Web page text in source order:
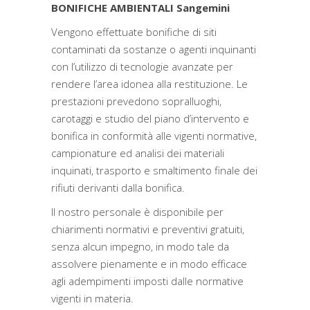
BONIFICHE AMBIENTALI Sangemini
Vengono effettuate bonifiche di siti
contaminati da sostanze o agenti inquinanti
con l’utilizzo di tecnologie avanzate per
rendere l’area idonea alla restituzione. Le
prestazioni prevedono sopralluoghi,
carotaggi e studio del piano d’intervento e
bonifica in conformità alle vigenti normative,
campionature ed analisi dei materiali
inquinati, trasporto e smaltimento finale dei
rifiuti derivanti dalla bonifica.
Il nostro personale è disponibile per
chiarimenti normativi e preventivi gratuiti,
senza alcun impegno, in modo tale da
assolvere pienamente e in modo efficace
agli adempimenti imposti dalle normative
vigenti in materia.